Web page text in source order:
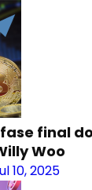
final
Woo
10, 2025